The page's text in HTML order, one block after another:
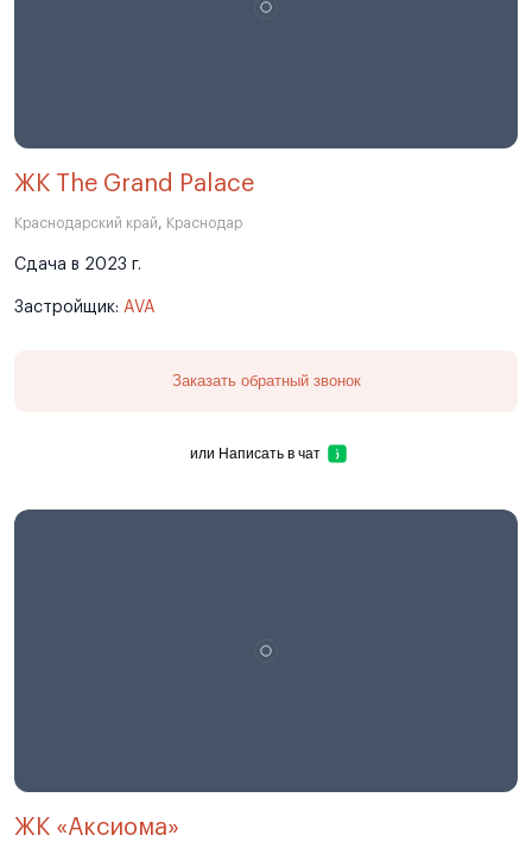
ЖК The Grand Palace
Краснодарский край, Краснодар
Сдача в 2023 г.
Застройщик: AVA
Заказать обратный звонок
или Написать в чат
ЖК «Аксиома»